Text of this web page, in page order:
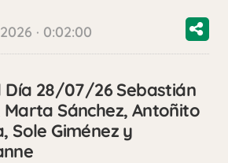
· 0:02:00
Día 28/07/26 Sebastián
Sánchez, Antoñito
Sole Giménez y